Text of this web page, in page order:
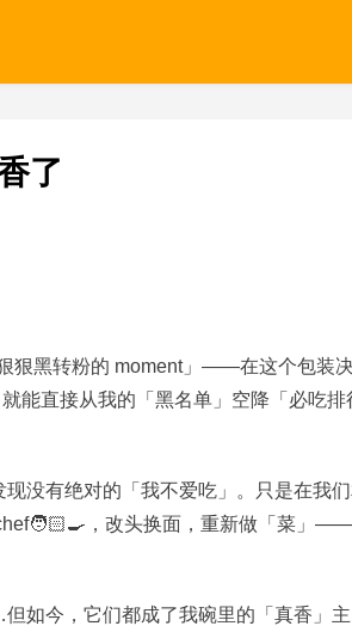
了
狠黑转粉的 moment」——在这个包装
能直接从我的「黑名单」空降「必吃排
没有绝对的「我不爱吃」。只是在我
，改头换面，重新做「菜」
如今，它们都成了我碗里的「真香」主